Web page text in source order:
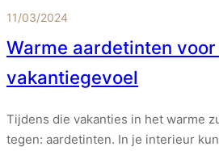
11/03/2024
Warme aardetinten
vakantiegevoel
Tijdens die vakanties in het warme
tegen: aardetinten. In je interieur